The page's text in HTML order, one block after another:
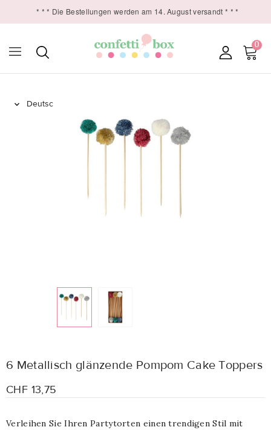
* * * Die Bestellungen werden am 14. August versandt * * *
0

6 Metallisch glänzende Pompom Cake Toppers
CHF 13,75
Verleihen Sie Ihren Partytorten einen trendigen Stil mit